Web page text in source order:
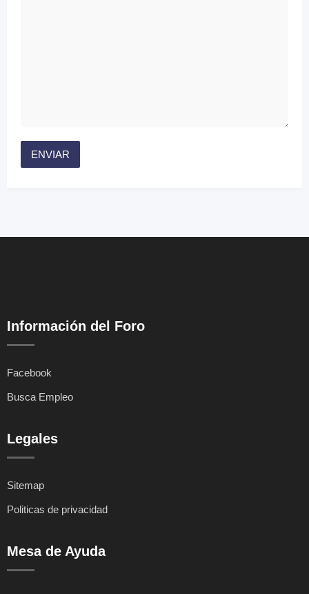
Información del Foro
Facebook
Busca Empleo
Legales
Sitemap
Politicas de privacidad
Mesa de Ayuda